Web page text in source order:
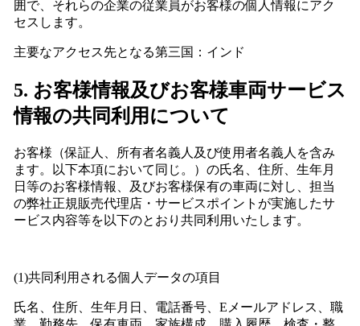
囲で、それらの企業の従業員がお客様の個人情報にアク
セスします。
主要なアクセス先となる第三国：インド
5. お客様情報及びお客様車両サービス
情報の共同利用について
お客様（保証人、所有者名義人及び使用者名義人を含み
ます。以下本項において同じ。）の氏名、住所、生年月
日等のお客様情報、及びお客様保有の車両に対し、担当
の弊社正規販売代理店・サービスポイントが実施したサ
ービス内容等を以下のとおり共同利用いたします。
(1)共同利用される個人データの項目
氏名、住所、生年月日、電話番号、Eメールアドレス、職